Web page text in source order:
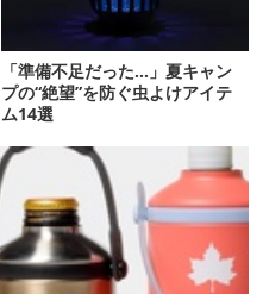
「準備不足だった…」夏キャン
プの“絶望”を防ぐ虫よけアイテ
ム14選